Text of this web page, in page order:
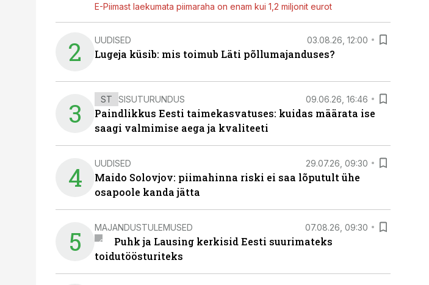
E-Piimast laekumata piimaraha on enam kui 1,2 miljonit eurot
2 UUDISED 03.08.26, 12:00
Lugeja küsib: mis toimub Läti põllumajanduses?
3 ST SISUTURUNDUS 09.06.26, 16:46
Paindlikkus Eesti taimekasvatuses: kuidas määrata ise
saagi valmimise aega ja kvaliteeti
4 UUDISED 29.07.26, 09:30
Maido Solovjov: piimahinna riski ei saa lõputult ühe
osapoole kanda jätta
5 MAJANDUSTULEMUSED 07.08.26, 09:30
Puhk ja Lausing kerkisid Eesti suurimateks
toidutöösturiteks